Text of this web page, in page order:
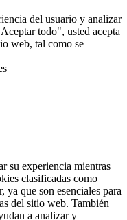
del usuario y analizar
todo", usted acepta
web, tal como se
su experiencia mientras
clasificadas como
ya que son esenciales para
del sitio web. También
a analizar y